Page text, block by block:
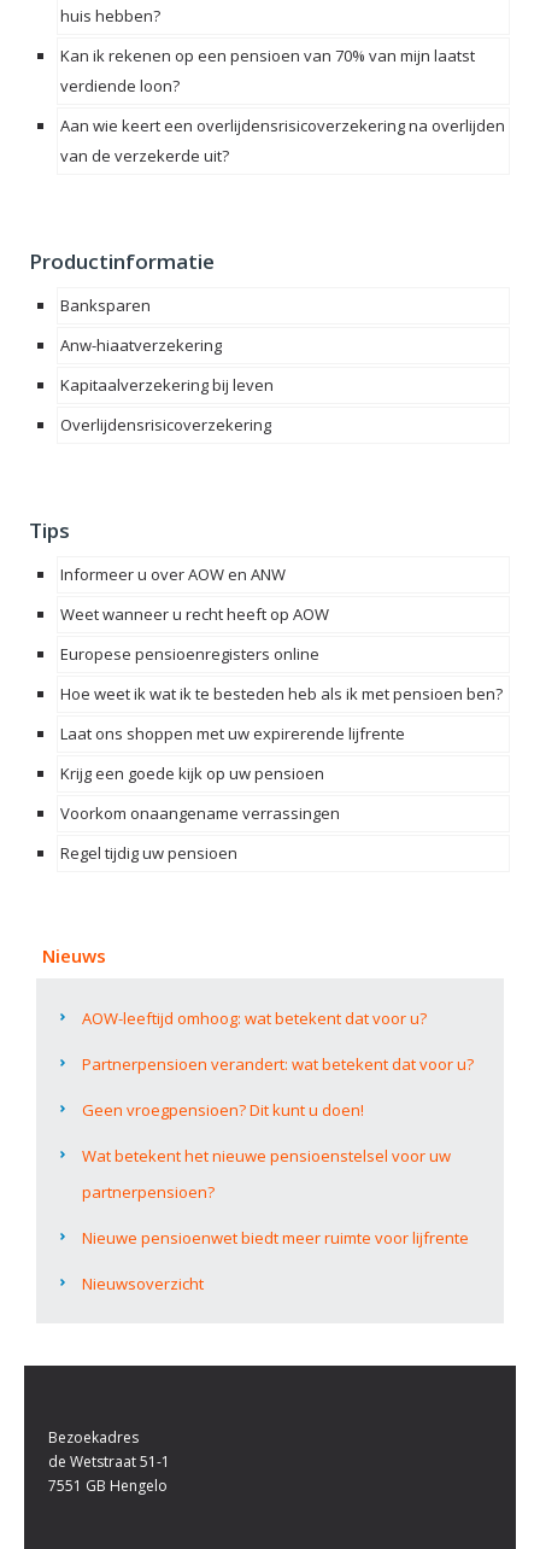
huis hebben?
Kan ik rekenen op een pensioen van 70% van mijn laatst
verdiende loon?
Aan wie keert een overlijdensrisicoverzekering na overlijden
van de verzekerde uit?
Productinformatie
Banksparen
Anw-hiaatverzekering
Kapitaalverzekering bij leven
Overlijdensrisicoverzekering
Tips
Informeer u over AOW en ANW
Weet wanneer u recht heeft op AOW
Europese pensioenregisters online
Hoe weet ik wat ik te besteden heb als ik met pensioen ben?
Laat ons shoppen met uw expirerende lijfrente
Krijg een goede kijk op uw pensioen
Voorkom onaangename verrassingen
Regel tijdig uw pensioen
Nieuws
AOW-leeftijd omhoog: wat betekent dat voor u?
Partnerpensioen verandert: wat betekent dat voor u?
Geen vroegpensioen? Dit kunt u doen!
Wat betekent het nieuwe pensioenstelsel voor uw
partnerpensioen?
Nieuwe pensioenwet biedt meer ruimte voor lijfrente
Nieuwsoverzicht
Bezoekadres
de Wetstraat 51-1
7551 GB Hengelo